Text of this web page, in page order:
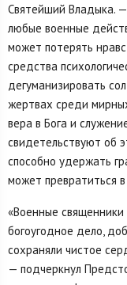
Святейший Владыка.
любые военные
может потерять
средства
дегуманизировать
жертвах среди
вера в Бога и
свидетельствуют об
способно удержать
может превратиться в
«Военные
богоугодное дело,
сохраняли чистое
— подчеркнул